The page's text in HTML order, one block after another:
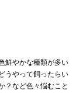
鮮やかな種類が多い
うやって飼ったらい
？など色々悩むこと